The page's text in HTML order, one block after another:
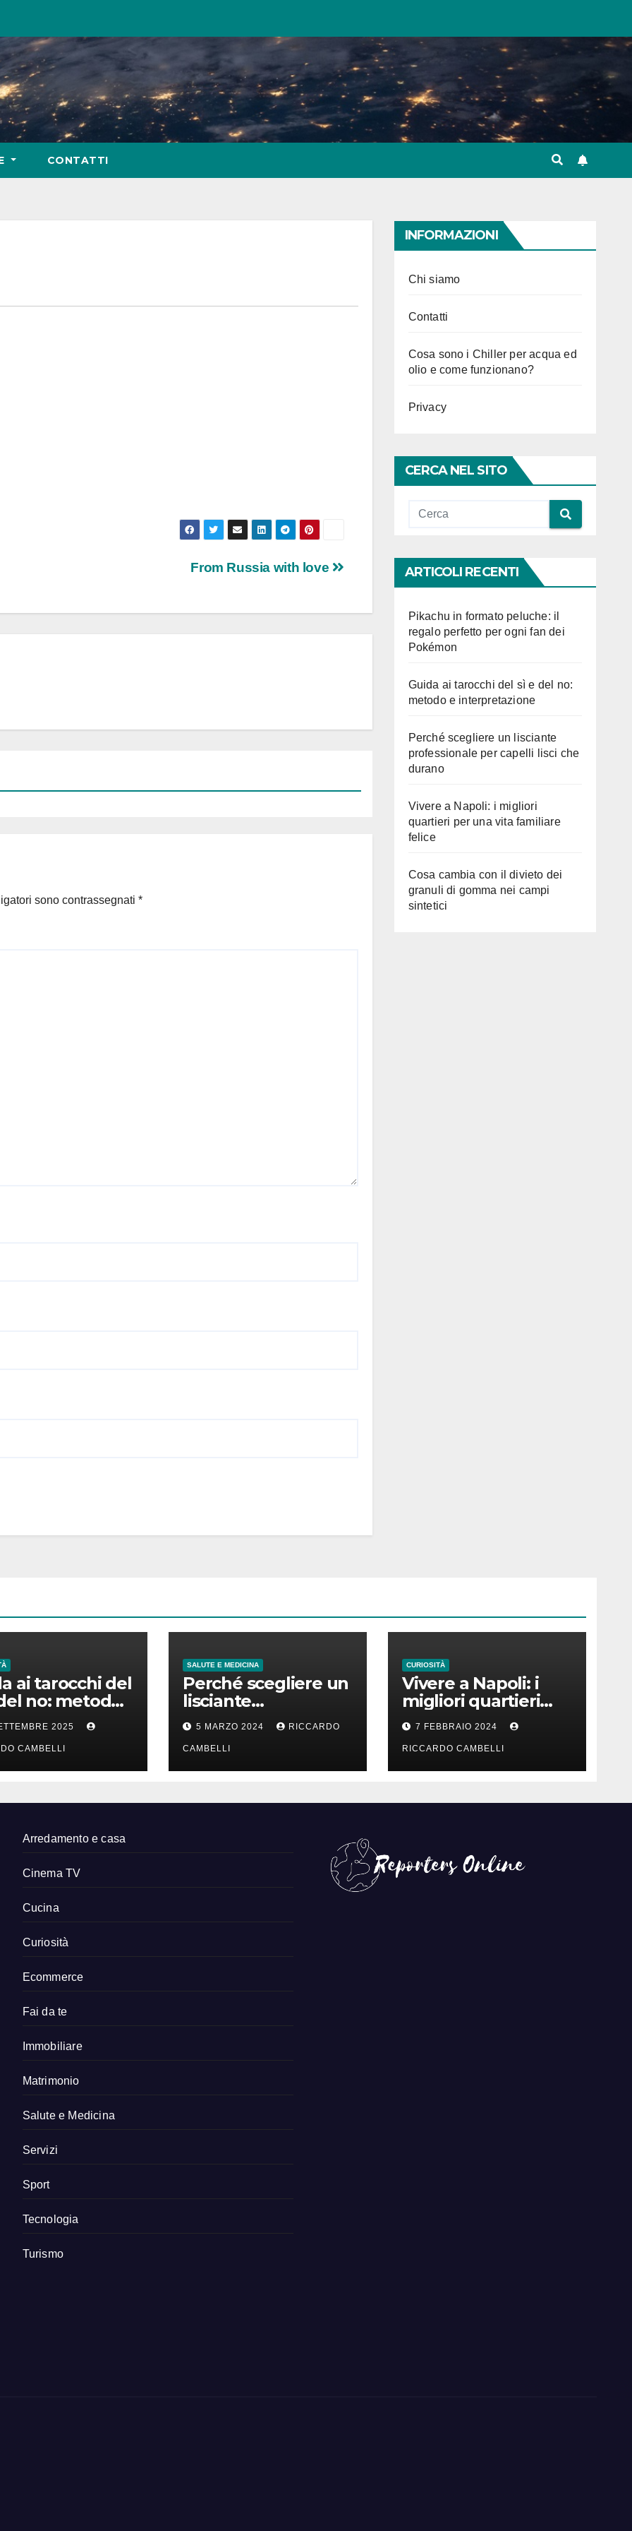
CONTATTI
From Russia with love
sono contrassegnati *
INFORMAZIONI
Chi siamo
Contatti
Cosa sono i Chiller per acqua ed
olio e come funzionano?
Privacy
CERCA NEL SITO
ARTICOLI RECENTI
Pikachu in formato peluche: il
regalo perfetto per ogni fan dei
Pokémon
Guida ai tarocchi del sì e del no:
metodo e interpretazione
Perché scegliere un lisciante
professionale per capelli lisci che
durano
Vivere a Napoli: i migliori
quartieri per una vita familiare
felice
Cosa cambia con il divieto dei
granuli di gomma nei campi
sintetici
ai tarocchi del
no: metodo
2025
CAMBELLI
SALUTE E MEDICINA
Perché scegliere un
lisciante
professionale per
capelli lisci che
durano
5 MARZO 2024 RICCARDO
CAMBELLI
CURIOSITÀ
Vivere a Napoli: i
migliori quartieri
per una vita
familiare felice
7 FEBBRAIO 2024
RICCARDO CAMBELLI
Arredamento e casa
Cinema TV
Cucina
Curiosità
Ecommerce
Fai da te
Immobiliare
Matrimonio
Salute e Medicina
Servizi
Sport
Tecnologia
Turismo